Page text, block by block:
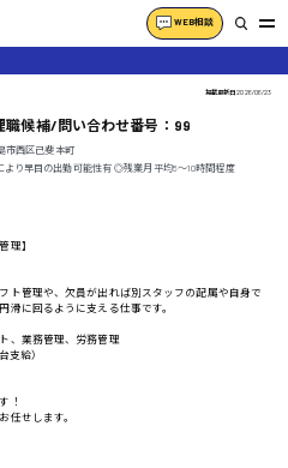
WEB相談
掲載更新日2026/06/23
職候補/問い合わせ番号：99
市西区己斐本町
り早目の出勤可能性有 ◎残業月平均5〜10時間程度
理】
ト管理や、欠員が出れば別スタッフの配属や自身で
滑に回るように支える仕事です。
、業務管理、労務管理
支給）
！
任せします。